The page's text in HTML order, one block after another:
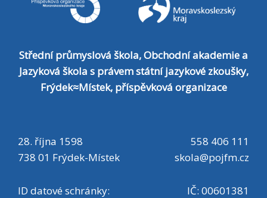
OBORY - budova OA Palackého 123,
stažení Instrukce Informace ke studiu,
učebnice, kontakty ZDE Souhrnné
informace k přečtení Informace k ISIC
Souhrnné informace a pokyny k přečtení
- žádost ISIC, poplatek, foto, dotazník
Střední průmyslová škola, Obchodní akademie a
Jazyková škola s právem státní jazykové zkoušky,
Frýdek≈Místek, příspěvková organizace
28. října 1598
738 01 Frýdek-Místek
ID datové schránky:
558 406 111
skola@pojfm.cz
IČ: 00601381